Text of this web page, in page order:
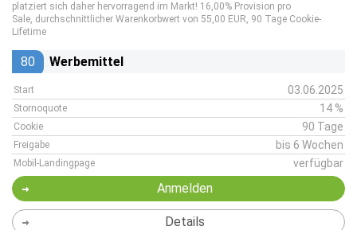
platziert sich daher hervorragend im Markt! 16,00% Provision pro
Sale, durchschnittlicher Warenkorbwert von 55,00 EUR, 90 Tage Cookie-
Lifetime
80 Werbemittel
Start 03.06.2025
Stornoquote 14 %
Cookie 90 Tage
Freigabe bis 6 Wochen
Mobil-Landingpage verfügbar
Anmelden
Details